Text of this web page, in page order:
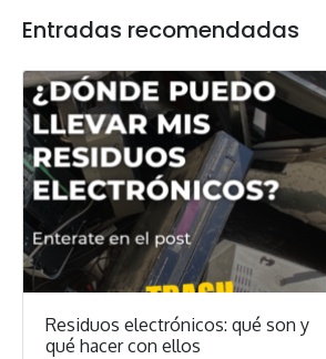
Entradas recomendadas
Residuos electrónicos: qué son y
qué hacer con ellos